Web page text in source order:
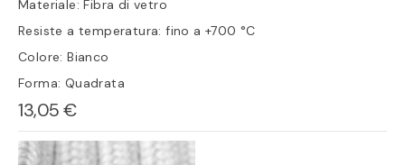
Materiale: Fibra di vetro
Resiste a temperatura: fino a +700 °C
Colore: Bianco
Forma: Quadrata
13,05 €